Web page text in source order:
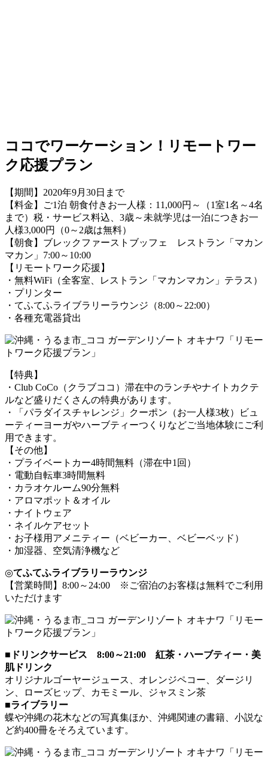
ココでワーケーション！リモートワー
ク応援プラン
【期間】2020年9月30日まで
【料金】ご1泊 朝食付きお一人様：11,000円～（1室1名～4名
まで）税・サービス料込、3歳～未就学児は一泊につきお一
人様3,000円（0～2歳は無料）
【朝食】ブレックファーストブッフェ レストラン「マカン
マカン」7:00～10:00
【リモートワーク応援】
・無料WiFi（全客室、レストラン「マカンマカン」テラス）
・プリンター
・てふてふライブラリーラウンジ（8:00～22:00）
・各種充電器貸出
【特典】
・Club CoCo（クラブココ）滞在中のランチやナイトカクテ
ルなど盛りだくさんの特典があります。
・「パラダイスチャレンジ」クーポン（お一人様3枚）ビュ
ーティーヨーガやハーブティーつくりなどご当地体験にご利
用できます。
【その他】
・プライベートカー4時間無料（滞在中1回）
・電動自転車3時間無料
・カラオケルーム90分無料
・アロマポット＆オイル
・ナイトウェア
・ネイルケアセット
・お子様用アメニティー（ベビーカー、ベビーベッド）
・加湿器、空気清浄機など
◎てふてふライブラリーラウンジ
【営業時間】8:00～24:00 ※ご宿泊のお客様は無料でご利用
いただけます
■ ドリンクサービス 8:00～21:00 紅茶・ハーブティー・美
肌ドリンク
オリジナルゴーヤージュース、オレンジペコー、ダージリ
ン、ローズヒップ、カモミール、ジャスミン茶
■ライブラリー
蝶や沖縄の花木などの写真集ほか、沖縄関連の書籍、小説な
ど約400冊をそろえています。